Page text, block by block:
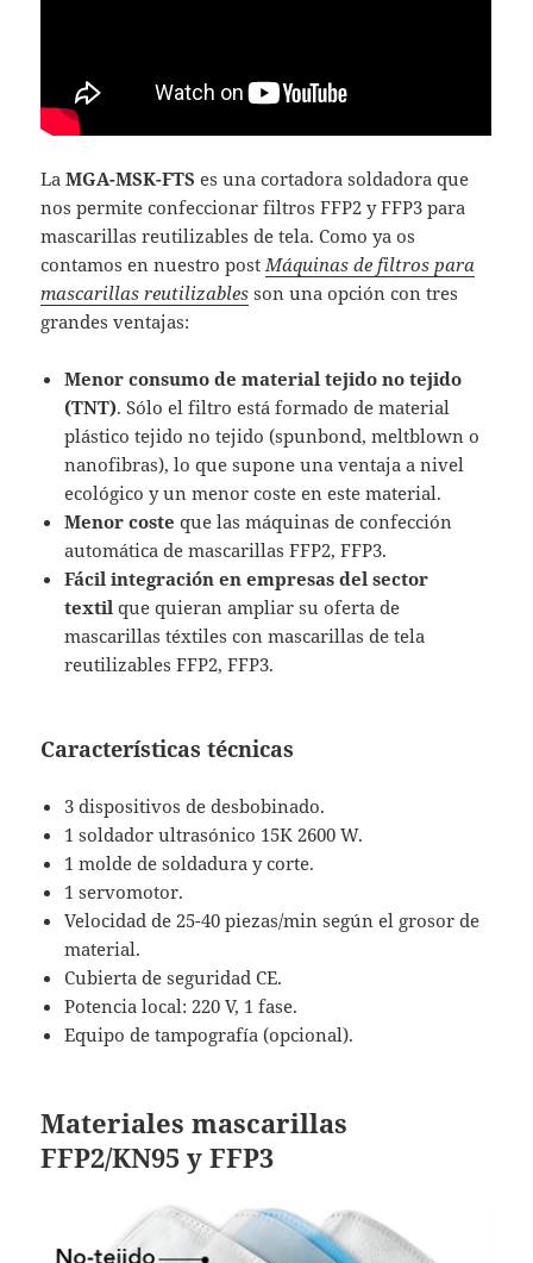
LaMGA-MSK-FTS es una cortadora soldadora que
nos permite confeccionar filtros FFP2 y FFP3 para
mascarillas reutilizables de tela. Como ya os
contamos en nuestro postMáquinas de filtros para
mascarillas reutilizables son una opción con tres
grandes ventajas:
Menor consumo de material tejido no tejido
(TNT). Sólo el filtro está formado de material
plástico tejido no tejido (spunbond, meltblown o
nanofibras), lo que supone una ventaja a nivel
ecológico y un menor coste en este material.
Menor costeque las máquinas de confección
automática de mascarillas FFP2, FFP3.
Fácil integración en empresas del sector
textil que quieran ampliar su oferta de
mascarillas téxtiles con mascarillas de tela
reutilizables FFP2, FFP3.
Características técnicas
3 dispositivos de desbobinado.
1 soldador ultrasónico 15K 2600 W.
1 molde de soldadura y corte.
1 servomotor.
Velocidad de 25-40 piezas/min según el grosor de
material.
Cubierta de seguridad CE.
Potencia local: 220 V, 1 fase.
Equipo de tampografía (opcional).
Materiales mascarillas
FFP2/KN95 y FFP3